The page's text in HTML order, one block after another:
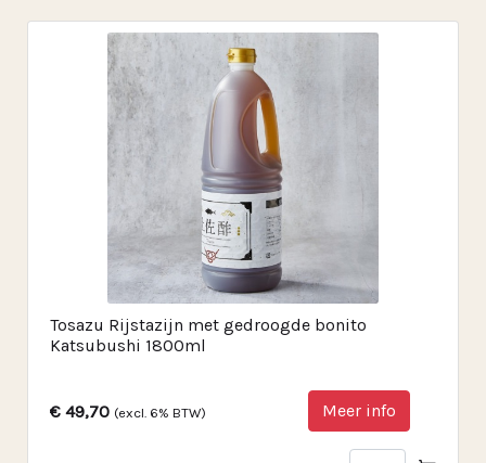
Tosazu Rijstazijn met gedroogde bonito
Katsubushi 1800ml
€ 49,70 (excl. 6% BTW) Meer info